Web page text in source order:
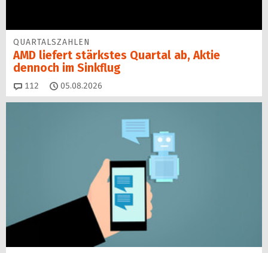
QUARTALSZAHLEN
AMD liefert stärkstes Quartal ab, Aktie
dennoch im Sinkflug
112 Kommentare
05.08.2026